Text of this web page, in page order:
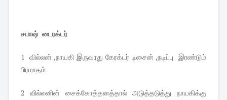
சபாஷ் டைரக்டர்
1 வில்லன் ,நாயகி இருவரது கேரக்டர் டிசைன் ,நடிப்பு இரண்டும்
பிரமாதம்
2 வில்லனின் சைக்கோத்தனத்தால் அடுத்தடுத்து நாயகிக்கு